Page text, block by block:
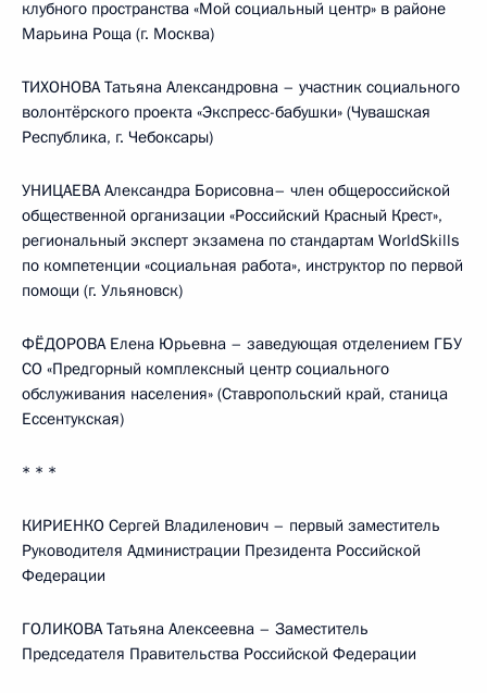
клубного пространства «Мой социальный центр» в районе
Марьина Роща (г. Москва)
ТИХОНОВА Татьяна Александровна – участник социального
волонтёрского проекта «Экспресс-бабушки» (Чувашская
Республика, г. Чебоксары)
УНИЦАЕВА Александра Борисовна– член общероссийской
общественной организации «Российский Красный Крест»,
региональный эксперт экзамена по стандартам WorldSkills
по компетенции «социальная работа», инструктор по первой
помощи (г. Ульяновск)
ФЁДОРОВА Елена Юрьевна – заведующая отделением ГБУ
СО «Предгорный комплексный центр социального
обслуживания населения» (Ставропольский край, станица
Ессентукская)
* * *
КИРИЕНКО Сергей Владиленович – первый заместитель
Руководителя Администрации Президента Российской
Федерации
ГОЛИКОВА Татьяна Алексеевна – Заместитель
Председателя Правительства Российской Федерации